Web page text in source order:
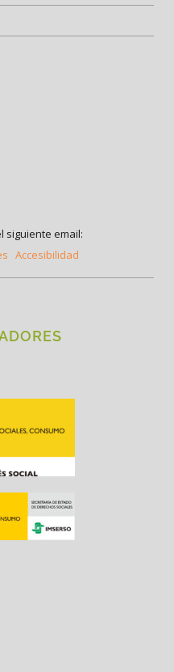
siguiente email:
Accesibilidad